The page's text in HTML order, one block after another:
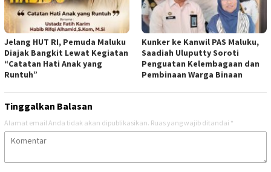
Jelang HUT RI, Pemuda Maluku
Diajak Bangkit Lewat Kegiatan
“Catatan Hati Anak yang
Runtuh”
Kunker ke Kanwil PAS Maluku,
Saadiah Uluputty Soroti
Penguatan Kelembagaan dan
Pembinaan Warga Binaan
Tinggalkan Balasan
Alamat email Anda tidak akan dipublikasikan. Ruas yang wajib ditandai *